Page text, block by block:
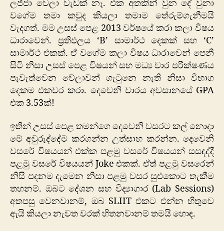
ලජ්ජා වෙලා වැඩක් නෑ. එක අතකින් වුන දේ වුනා
වගේම තමා කවුද කියලා තමාම තේරුම්ගැනීමයි
වැදගත්. මම උසස් පෙළ 2013 වර්ෂයේ කරා කලා විෂය
ධාරාවෙන්. ප්‍රතිඵලය ‘B’ සාමාර්ථ දෙකක් සහ ‘C’
සාමාර්ථ එකක්. ඒ වගේම කලා විෂය ධාරාවෙන් පෙනී
සිටි නිසා උසස් පෙළ විෂයන් සහ මධ්‍ය වාර පරීක්ෂණය
පැවැත්වෙන වේලාවන් ගැටුනෙ නැති නිසා විභාග
දෙකම එකවර කරා. දෙවෙනි වාරය අවසානයේ GPA
එක 3.53ක්!
ඉතින් උසස් පෙළ තමන්ගෙ දෙවෙනි වසරට කල් නොදා
මේ අවුරුද්දේම කරගන්න උත්සාහ කරන්න. දෙවෙනි
වසරේ විෂයයන් එක්ක පළමු වසරේ විෂයයන් සසඳද්දී
පළමු වසරේ විෂයයන් Joke එකක්. ඒත් පළමු වසරෙන්
නිසි පදනම දැමෙන නිසා පළමු වසර සුළුකොට තැකීම
තහනම්. ඔබට දේශන සහ විද්‍යාගාර (Lab Sessions)
අතපසු වෙනවානම්, ඔබ SLIIT එකට එන්න හිතුවෙ
ඇයි කියලා නැවත වරක් හිතනවානම් තමයි හොඳ.